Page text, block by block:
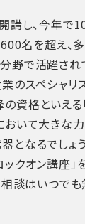
講し、今年で
名を超え、
野で活躍され
スペシャリス
資格といえる
いて大きな力
となるでしょう
クオン講座」
談はいつでも